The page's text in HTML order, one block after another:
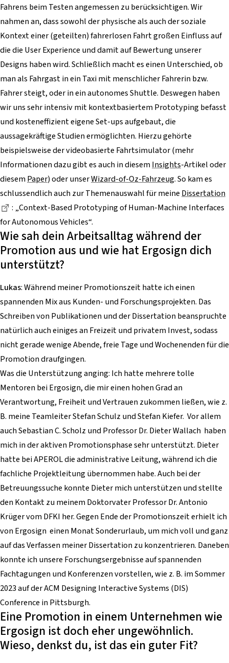
Fahrens beim Testen angemessen zu berücksichtigen. Wir
nahmen an, dass sowohl der physische als auch der soziale
Kontext einer (geteilten) fahrerlosen Fahrt großen Einfluss auf
die die User Experience und damit auf Bewertung unserer
Designs haben wird. Schließlich macht es einen Unterschied, ob
man als Fahrgast in ein Taxi mit menschlicher Fahrerin bzw.
Fahrer steigt, oder in ein autonomes Shuttle. Deswegen haben
wir uns sehr intensiv mit kontextbasiertem Prototyping befasst
und kosteneffizient eigene Set-ups aufgebaut, die
aussagekräftige Studien ermöglichten. Hierzu gehörte
beispielsweise der videobasierte Fahrtsimulator (mehr
Informationen dazu gibt es auch in diesemInsights-Artikel oder
diesemPaper) oder unserWizard-of-Oz-Fahrzeug. So kam es
schlussendlich auch zur Themenauswahl für meine Dissertation
Dieser Link führt zu einer externen Seite
: „Context-Based Prototyping of Human-Machine Interfaces
for Autonomous Vehicles“.
Wie sah dein Arbeitsalltag während der
Promotion aus und wie hat Ergosign dich
unterstützt?
Lukas: Während meiner Promotionszeit hatte ich einen
spannenden Mix aus Kunden- und Forschungsprojekten. Das
Schreiben von Publikationen und der Dissertation beanspruchte
natürlich auch einiges an Freizeit und privatem Invest, sodass
nicht gerade wenige Abende, freie Tage und Wochenenden für die
Promotion draufgingen.
Was die Unterstützung anging: Ich hatte mehrere tolle
Mentoren bei Ergosign, die mir einen hohen Grad an
Verantwortung, Freiheit und Vertrauen zukommen ließen, wie z.
B. meine Teamleiter Stefan Schulz und Stefan Kiefer. Vor allem
auch Sebastian C. Scholz und Professor Dr. Dieter Wallach haben
mich in der aktiven Promotionsphase sehr unterstützt. Dieter
hatte bei APEROL die administrative Leitung, während ich die
fachliche Projektleitung übernommen habe. Auch bei der
Betreuungssuche konnte Dieter mich unterstützen und stellte
den Kontakt zu meinem Doktorvater Professor Dr. Antonio
Krüger vom DFKI her. Gegen Ende der Promotionszeit erhielt ich
von Ergosign einen Monat Sonderurlaub, um mich voll und ganz
auf das Verfassen meiner Dissertation zu konzentrieren. Daneben
konnte ich unsere Forschungsergebnisse auf spannenden
Fachtagungen und Konferenzen vorstellen, wie z. B. im Sommer
2023 auf der ACM Designing Interactive Systems (DIS)
Conference in Pittsburgh.
Eine Promotion in einem Unternehmen wie
Ergosign ist doch eher ungewöhnlich.
Wieso, denkst du, ist das ein guter Fit?